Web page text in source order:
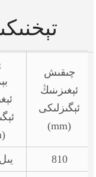
چىقىش
ئېغىزىنىڭ
ئېگىزلىكى
(mm)
1985-يىل 810